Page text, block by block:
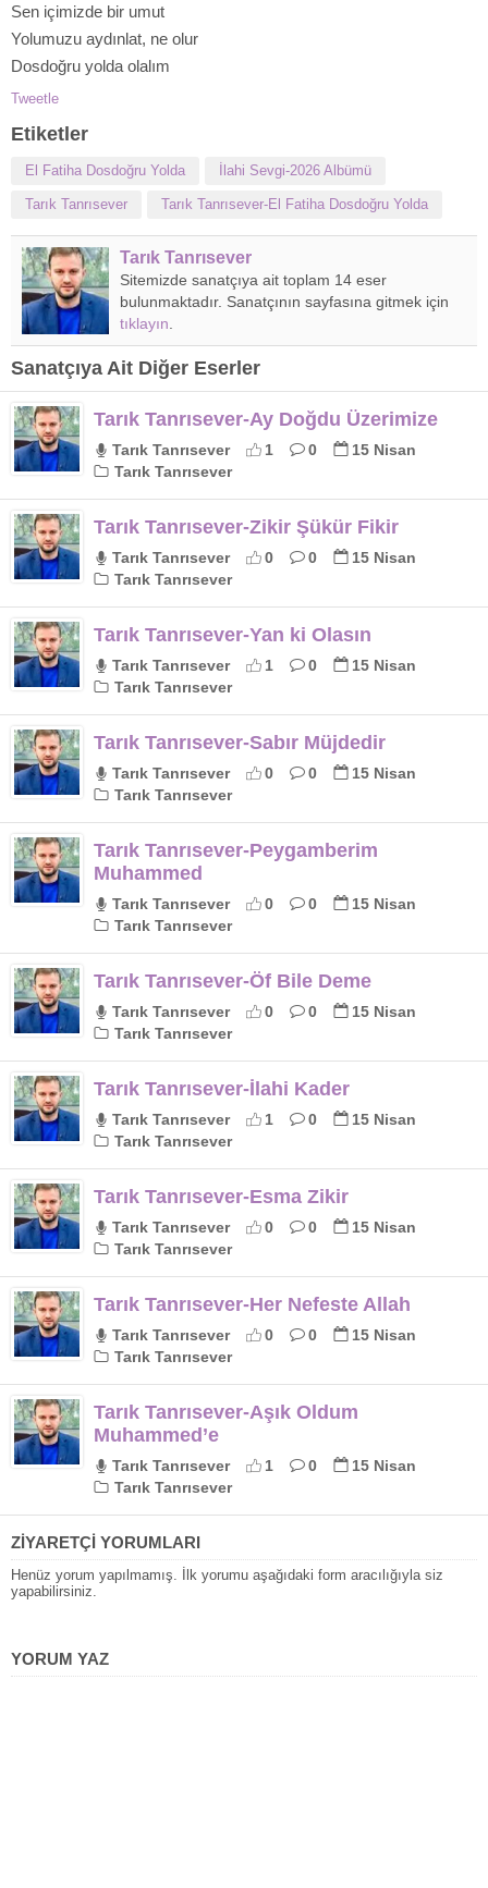
Sen içimizde bir umut
Yolumuzu aydınlat, ne olur
Dosdoğru yolda olalım
Tweetle
Etiketler
El Fatiha Dosdoğru Yolda İlahi Sevgi-2026 Albümü
Tarık Tanrısever Tarık Tanrısever-El Fatiha Dosdoğru Yolda
Tarık Tanrısever
Sitemizde sanatçıya ait toplam 14 eser
bulunmaktadır. Sanatçının sayfasına gitmek için
tıklayın
Sanatçıya Ait Diğer Eserler
Tarık Tanrısever-Ay Doğdu Üzerimize
Tarık Tanrısever 1 0
15 Nisan
Tarık Tanrısever
Tarık Tanrısever-Zikir Şükür Fikir
Tarık Tanrısever 0 0
15 Nisan
Tarık Tanrısever
Tarık Tanrısever-Yan ki Olasın
Tarık Tanrısever 1 0
15 Nisan
Tarık Tanrısever
Tarık Tanrısever-Sabır Müjdedir
Tarık Tanrısever 0 0
15 Nisan
Tarık Tanrısever
Tarık Tanrısever-Peygamberim
Muhammed
Tarık Tanrısever 0 0
15 Nisan
Tarık Tanrısever
Tarık Tanrısever-Öf Bile Deme
Tarık Tanrısever 0 0
15 Nisan
Tarık Tanrısever
Tarık Tanrısever-İlahi Kader
Tarık Tanrısever 1 0
15 Nisan
Tarık Tanrısever
Tarık Tanrısever-Esma Zikir
Tarık Tanrısever 0 0
15 Nisan
Tarık Tanrısever
Tarık Tanrısever-Her Nefeste Allah
Tarık Tanrısever 0 0
15 Nisan
Tarık Tanrısever
Tarık Tanrısever-Aşık Oldum
Muhammed’e
Tarık Tanrısever 1 0
15 Nisan
Tarık Tanrısever
ZİYARETÇİ YORUMLARI
Henüz yorum yapılmamış. İlk yorumu aşağıdaki form aracılığıyla siz
yapabilirsiniz.
YORUM YAZ